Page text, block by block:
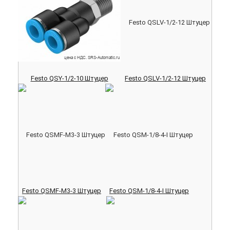
Festo QSY-1/2-10 Штуцер Festo QSLV-1/2-12 Штуцер
Festo QSMF-M3-3 Штуцер Festo QSM-1/8-4-I Штуцер